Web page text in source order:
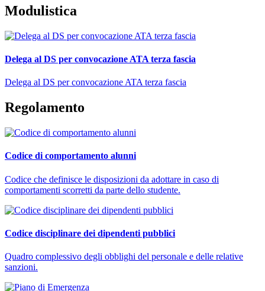
Modulistica
Delega al DS per convocazione ATA terza fascia
Delega al DS per convocazione ATA terza fascia
Regolamento
Codice di comportamento alunni
Codice che definisce le disposizioni da adottare in caso di
comportamenti scorretti da parte dello studente.
Codice disciplinare dei dipendenti pubblici
Quadro complessivo degli obblighi del personale e delle relative
sanzioni.